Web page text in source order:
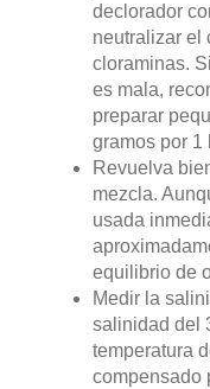
declorador
neutralizar el
cloraminas.
es mala,
preparar
gramos por 1
Revuelva
mezcla.
usada
equilibrio de
Medir la
salinidad del
temperatura
compensado